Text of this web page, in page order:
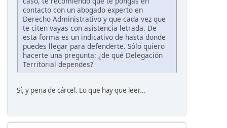
contacto con un abogado experto en
Derecho Administrativo y que cada vez que
te citen vayas con asistencia letrada. De
esta forma es un indicativo de hasta donde
puedes llegar para defenderte. Sólo quiero
hacerte una pregunta: ¿de qué Delegación
Territorial dependes?
Sí, y pena de cárcel. Lo que hay que leer...